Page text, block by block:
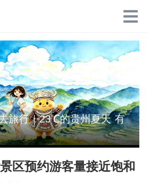
旅行｜23℃的贵州夏天 有
区预约游客量接近饱和